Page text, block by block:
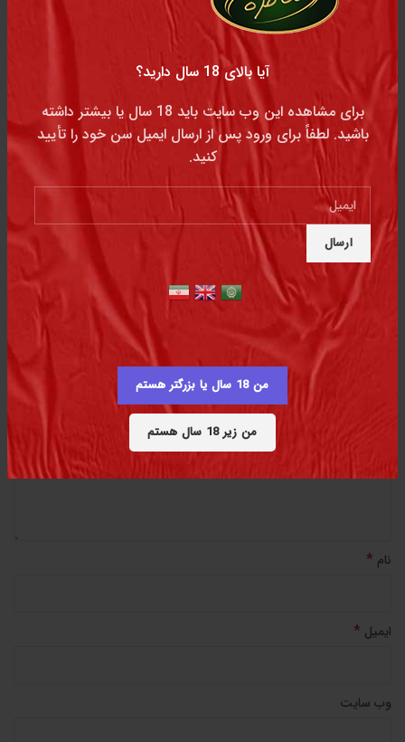
آیا بالای 18 سال دارید؟
برای مشاهده این وب سایت باید 18 سال یا بیشتر داشته
باشید. لطفاً برای ورود پس از ارسال ایمیل سن خود را تأیید
کنید.
من 18 سال یا بزرگتر هستم
من زیر 18 سال هستم
شما در زمینه‌ی فواید قلیان در طب سنتی شده باشد.‌
دیدگاهتان را بنویسید
نشانی ایمیل شما منتشر نخواهد شد. بخش‌های موردنیاز
علامت‌گذاری شده‌اند
نام *
ایمیل *
وب‌ سایت